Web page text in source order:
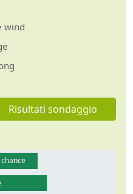
wind
Risultati sondaggio